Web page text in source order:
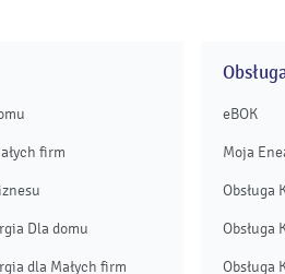
firm
Dla domu
dla Małych firm
eBOK
Moja
Obsługa
Obsługa
Obsługa